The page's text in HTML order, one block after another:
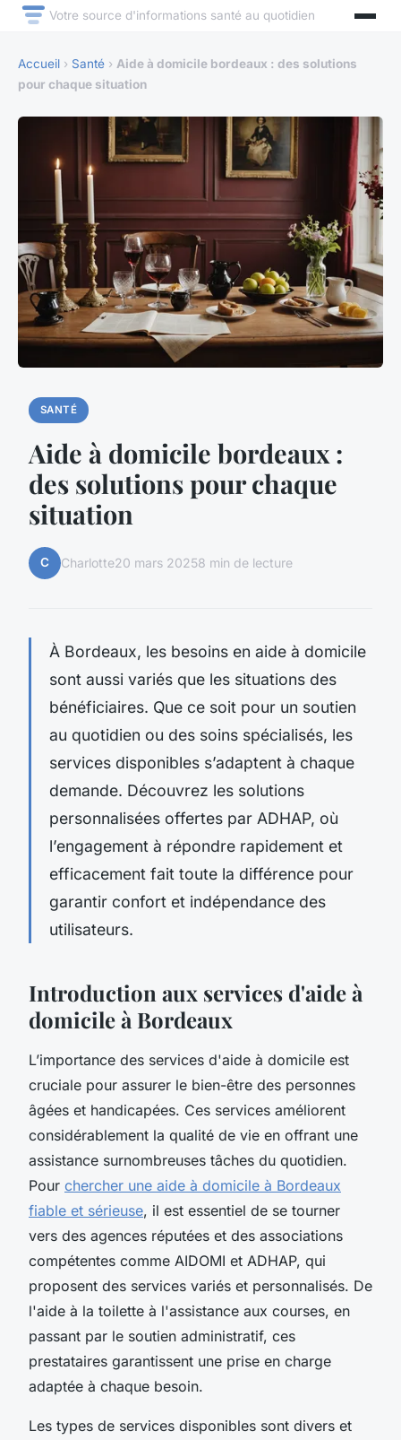
Votre source d'informations santé au quotidien
Accueil › Santé › Aide à domicile bordeaux : des solutions
pour chaque situation
SANTÉ
Aide à domicile bordeaux :
des solutions pour chaque
situation
C Charlotte20 mars 20258 min de lecture
À Bordeaux, les besoins en aide à domicile
sont aussi variés que les situations des
bénéficiaires. Que ce soit pour un soutien
au quotidien ou des soins spécialisés, les
services disponibles s’adaptent à chaque
demande. Découvrez les solutions
personnalisées offertes par ADHAP, où
l’engagement à répondre rapidement et
efficacement fait toute la différence pour
garantir confort et indépendance des
utilisateurs.
Introduction aux services d'aide à
domicile à Bordeaux
L’importance des services d'aide à domicile est
cruciale pour assurer le bien-être des personnes
âgées et handicapées. Ces services améliorent
considérablement la qualité de vie en offrant une
assistance surnombreuses tâches du quotidien.
Pour chercher une aide à domicile à Bordeaux
fiable et sérieuse, il est essentiel de se tourner
vers des agences réputées et des associations
compétentes comme AIDOMI et ADHAP, qui
proposent des services variés et personnalisés. De
l'aide à la toilette à l'assistance aux courses, en
passant par le soutien administratif, ces
prestataires garantissent une prise en charge
adaptée à chaque besoin.
Les types de services disponibles sont divers et